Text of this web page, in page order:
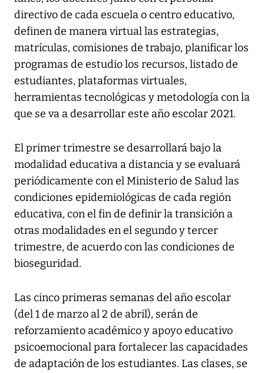
directivo de cada escuela o centro educativo,
definen de manera virtual las estrategias,
matrículas, comisiones de trabajo, planificar los
programas de estudio los recursos, listado de
estudiantes, plataformas virtuales,
herramientas tecnológicas y metodología con la
que se va a desarrollar este año escolar 2021.
El primer trimestre se desarrollará bajo la
modalidad educativa a distancia y se evaluará
periódicamente con el Ministerio de Salud las
condiciones epidemiológicas de cada región
educativa, con el fin de definir la transición a
otras modalidades en el segundo y tercer
trimestre, de acuerdo con las condiciones de
bioseguridad.
Las cinco primeras semanas del año escolar
(del 1 de marzo al 2 de abril), serán de
reforzamiento académico y apoyo educativo
psicoemocional para fortalecer las capacidades
de adaptación de los estudiantes. Las clases, se